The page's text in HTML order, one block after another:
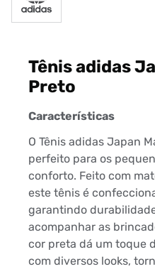
Tênis adidas
Preto
Características
O Tênis adidas Japan
perfeito para os
conforto. Feito com
este tênis é
garantindo
acompanhar as
cor preta dá um toque
com diversos looks,